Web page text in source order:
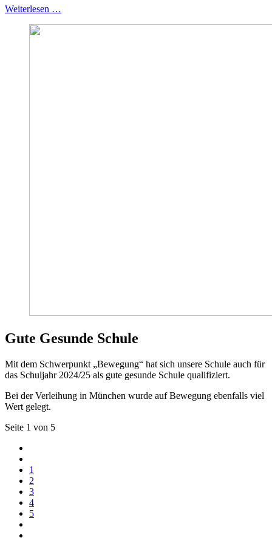
Weiterlesen …
Gute Gesunde Schule
Mit dem Schwerpunkt „Bewegung“ hat sich unsere Schule auch für
das Schuljahr 2024/25 als gute gesunde Schule qualifiziert.
Bei der Verleihung in München wurde auf Bewegung ebenfalls viel
Wert gelegt.
Seite 1 von 5
1
2
3
4
5